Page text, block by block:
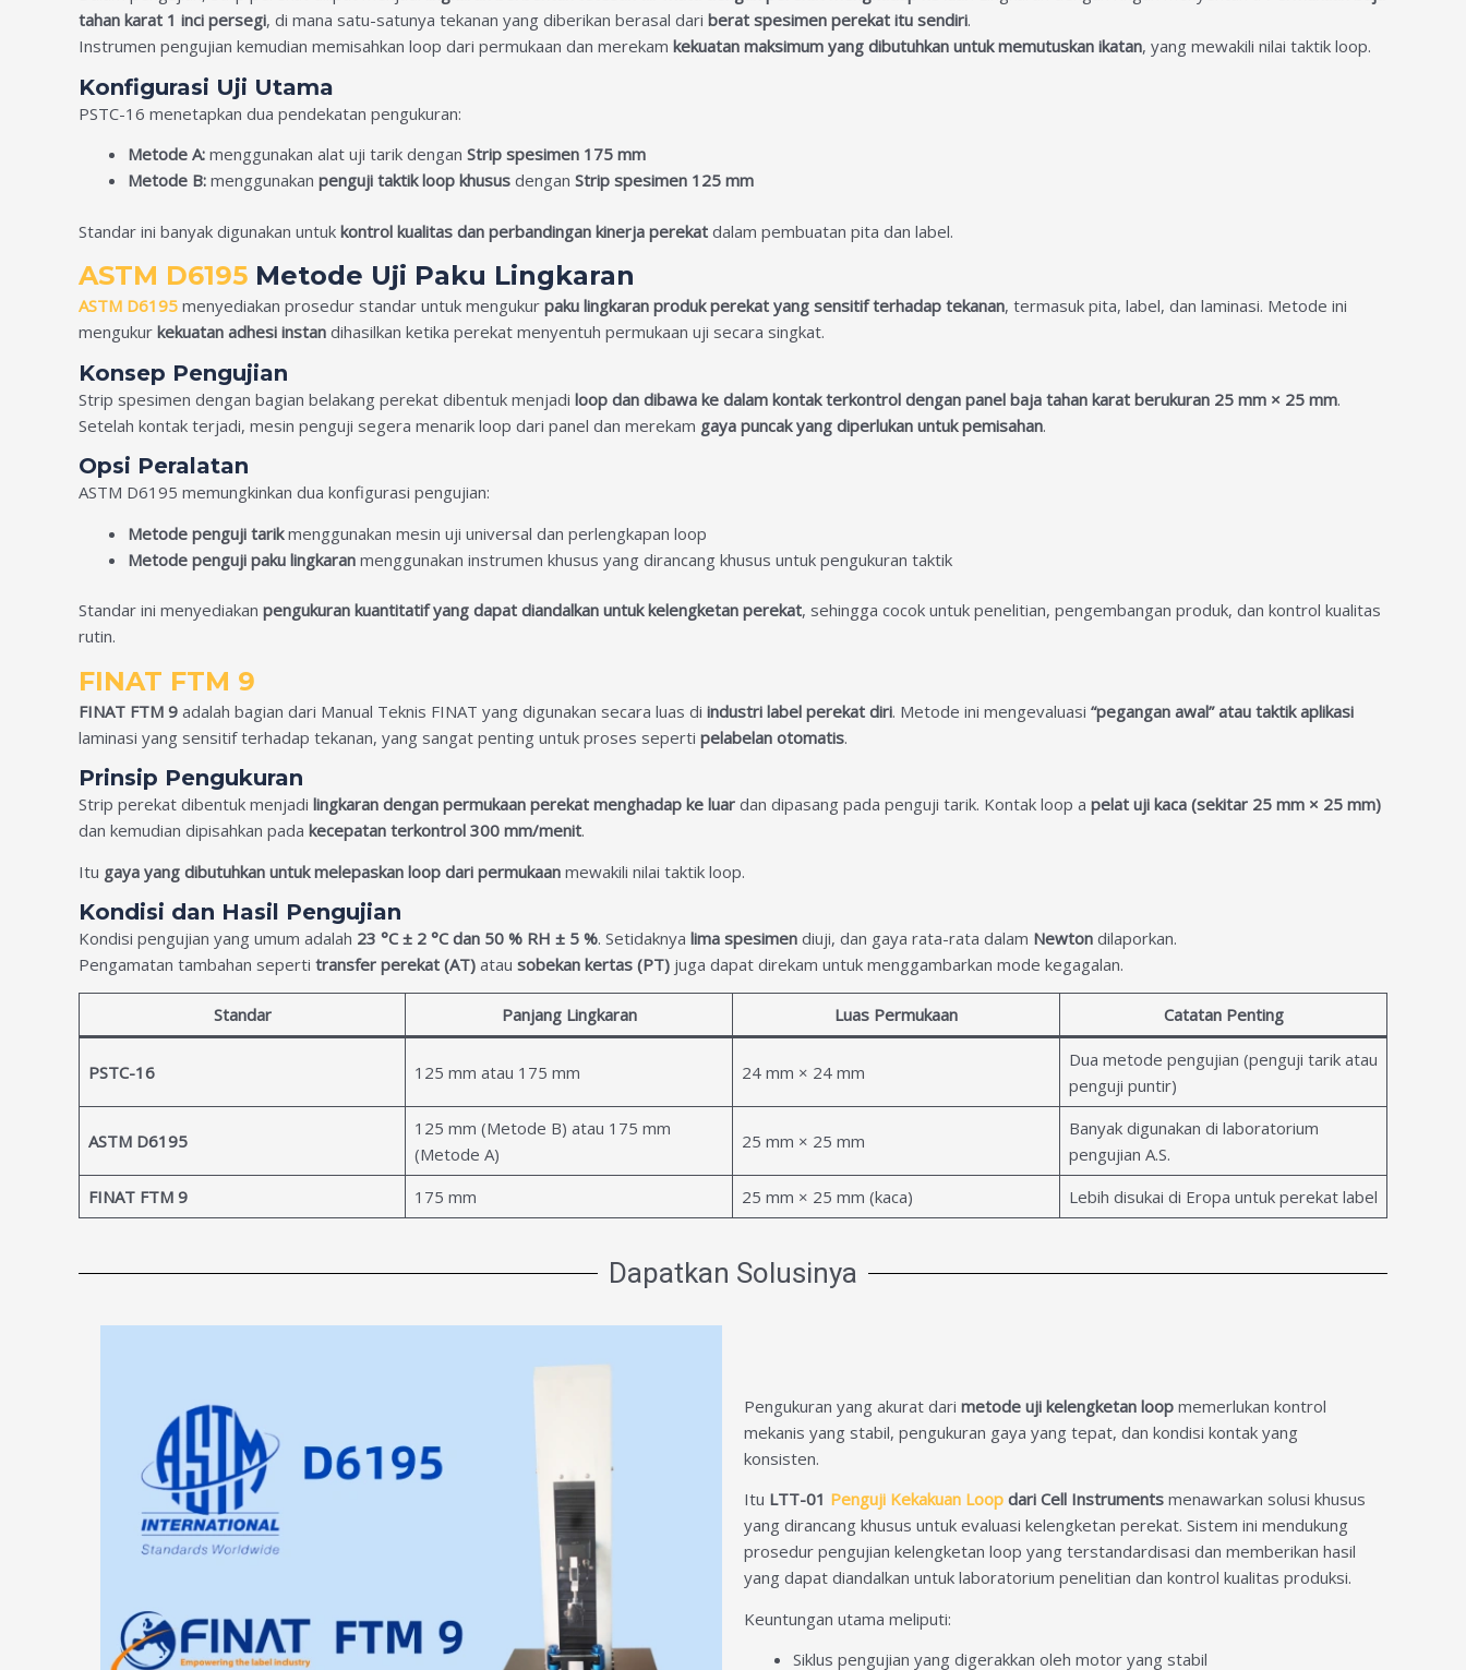
tahan karat 1 inci persegi, di mana satu-satunya tekanan yang diberikan berasal dari berat spesimen perekat itu sendiri.
Instrumen pengujian kemudian memisahkan loop dari permukaan dan merekam kekuatan maksimum yang dibutuhkan untuk memutuskan ikatan, yang mewakili nilai taktik loop.
Konfigurasi Uji Utama
PSTC-16 menetapkan dua pendekatan pengukuran:
Metode A: menggunakan alat uji tarik dengan Strip spesimen 175 mm
Metode B: menggunakan penguji taktik loop khusus dengan Strip spesimen 125 mm
Standar ini banyak digunakan untuk kontrol kualitas dan perbandingan kinerja perekat dalam pembuatan pita dan label.
ASTM D6195 Metode Uji Paku Lingkaran
ASTM D6195 menyediakan prosedur standar untuk mengukur paku lingkaran produk perekat yang sensitif terhadap tekanan, termasuk pita, label, dan laminasi. Metode ini
mengukur kekuatan adhesi instan dihasilkan ketika perekat menyentuh permukaan uji secara singkat.
Konsep Pengujian
Strip spesimen dengan bagian belakang perekat dibentuk menjadi loop dan dibawa ke dalam kontak terkontrol dengan panel baja tahan karat berukuran 25 mm × 25 mm.
Setelah kontak terjadi, mesin penguji segera menarik loop dari panel dan merekam gaya puncak yang diperlukan untuk pemisahan.
Opsi Peralatan
ASTM D6195 memungkinkan dua konfigurasi pengujian:
Metode penguji tarikmenggunakan mesin uji universal dan perlengkapan loop
Metode penguji paku lingkaran menggunakan instrumen khusus yang dirancang khusus untuk pengukuran taktik
Standar ini menyediakan pengukuran kuantitatif yang dapat diandalkan untuk kelengketan perekat, sehingga cocok untuk penelitian, pengembangan produk, dan kontrol kualitas
rutin.
FINAT FTM 9
FINAT FTM 9 adalah bagian dari Manual Teknis FINAT yang digunakan secara luas di industri label perekat diri. Metode ini mengevaluasi “pegangan awal” atau taktik aplikasi
laminasi yang sensitif terhadap tekanan, yang sangat penting untuk proses seperti pelabelan otomatis.
Prinsip Pengukuran
Strip perekat dibentuk menjadi lingkaran dengan permukaan perekat menghadap ke luar dan dipasang pada penguji tarik. Kontak loop a pelat uji kaca (sekitar 25 mm × 25 mm)
dan kemudian dipisahkan pada kecepatan terkontrol 300 mm/menit.
Itu gaya yang dibutuhkan untuk melepaskan loop dari permukaan mewakili nilai taktik loop.
Kondisi dan Hasil Pengujian
Kondisi pengujian yang umum adalah 23 °C ± 2 °C dan 50 % RH ± 5 %. Setidaknya lima spesimen diuji, dan gaya rata-rata dalam Newton dilaporkan.
Pengamatan tambahan seperti transfer perekat (AT) atau sobekan kertas (PT) juga dapat direkam untuk menggambarkan mode kegagalan.
Standar Panjang Lingkaran Luas Permukaan Catatan Penting
PSTC-16 125 mm atau 175 mm 24 mm × 24 mm
Dua metode pengujian (penguji tarik atau
penguji puntir)
ASTM D6195
125 mm (Metode B) atau 175 mm
(Metode A)
25 mm × 25 mm
Banyak digunakan di laboratorium
pengujian A.S.
FINAT FTM 9
175 mm 25 mm × 25 mm (kaca) Lebih disukai di Eropa untuk perekat label
Dapatkan Solusinya
Pengukuran yang akurat dari metode uji kelengketan loop memerlukan kontrol
mekanis yang stabil, pengukuran gaya yang tepat, dan kondisi kontak yang
konsisten.
Itu LTT-01 Penguji Kekakuan Loop dari Cell Instruments menawarkan solusi khusus
yang dirancang khusus untuk evaluasi kelengketan perekat. Sistem ini mendukung
prosedur pengujian kelengketan loop yang terstandardisasi dan memberikan hasil
yang dapat diandalkan untuk laboratorium penelitian dan kontrol kualitas produksi.
Keuntungan utama meliputi:
Siklus pengujian yang digerakkan oleh motor yang stabil